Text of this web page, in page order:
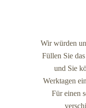
Wir würden
Füllen Sie
und Sie
Werktagen
Für einen